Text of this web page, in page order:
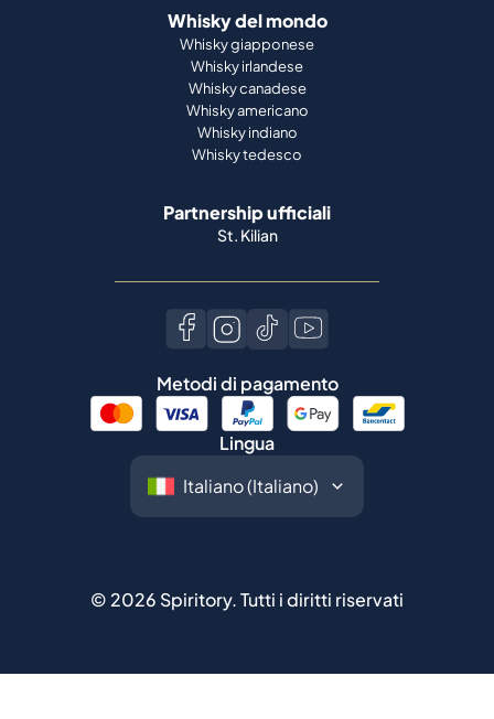
Whisky indiano
Whisky tedesco
Partnership ufficiali
St. Kilian
Lingua
2026Spiritory.Tutti i diritti riservati